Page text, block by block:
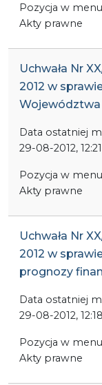
Pozycja w
Akty prawne
Uchwała Nr
2012 w
Województwa
Data ostatniej
29-08-2012, 12:21
Pozycja w
Akty prawne
Uchwała Nr
2012 w
prognozy
Data ostatniej
29-08-2012, 12:18
Pozycja w
Akty prawne